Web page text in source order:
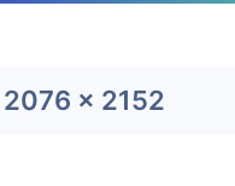
2076 x 2152